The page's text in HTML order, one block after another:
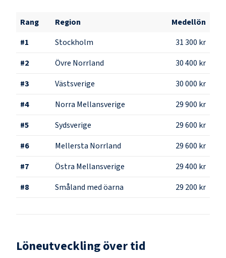
Rang Region
Medellön
#1 Stockholm
31 300 kr
#2 Övre Norrland
30 400 kr
#3 Västsverige
30 000 kr
#4 Norra Mellansverige
29 900 kr
#5 Sydsverige
29 600 kr
#6 Mellersta Norrland
29 600 kr
#7 Östra Mellansverige
29 400 kr
#8 Småland med öarna 29 200 kr
Löneutveckling över tid